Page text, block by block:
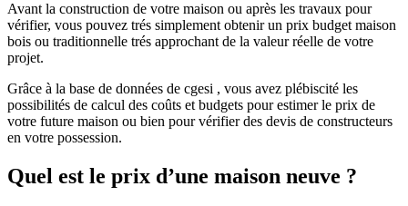
Avant la construction de votre maison ou après les travaux pour
vérifier, vous pouvez trés simplement obtenir un prix budget maison
bois ou traditionnelle trés approchant de la valeur réelle de votre
projet.
Grâce à la base de données de cgesi , vous avez plébiscité les
possibilités de calcul des coûts et budgets pour estimer le prix de
votre future maison ou bien pour vérifier des devis de constructeurs
en votre possession.
Quel est le prix d’une maison neuve ?